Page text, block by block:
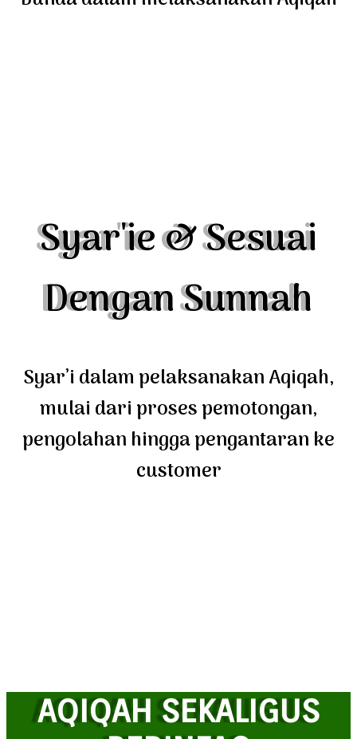
Syar'ie & Sesuai
Dengan Sunnah
Syar’i dalam pelaksanakan Aqiqah,
mulai dari proses pemotongan,
pengolahan hingga pengantaran ke
customer
AQIQAH SEKALIGUS